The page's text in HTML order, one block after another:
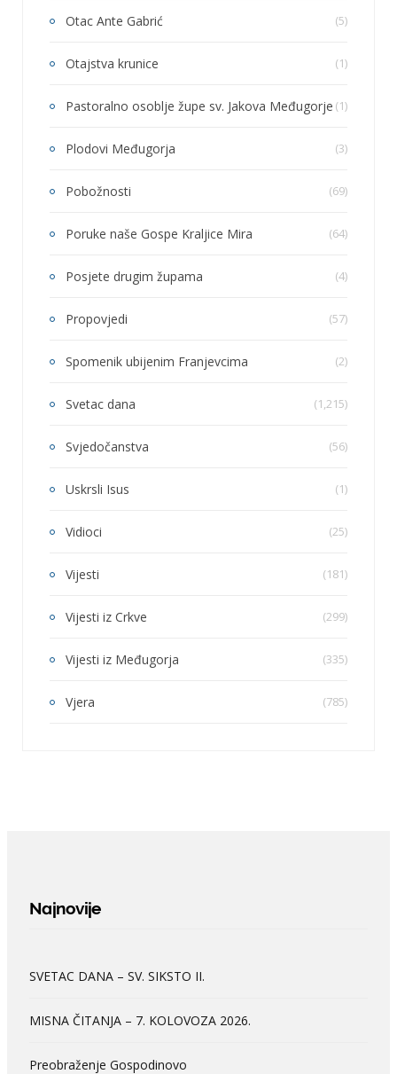
Otac Ante Gabrić (5)
Otajstva krunice (1)
Pastoralno osoblje župe sv. Jakova Međugorje (1)
Plodovi Međugorja (3)
Pobožnosti (69)
Poruke naše Gospe Kraljice Mira (64)
Posjete drugim župama (4)
Propovjedi (57)
Spomenik ubijenim Franjevcima (2)
Svetac dana (1,215)
Svjedočanstva (56)
Uskrsli Isus (1)
Vidioci (25)
Vijesti (181)
Vijesti iz Crkve (299)
Vijesti iz Međugorja (335)
Vjera (785)
Najnovije
SVETAC DANA – SV. SIKSTO II.
MISNA ČITANJA – 7. KOLOVOZA 2026.
Preobraženje Gospodinovo